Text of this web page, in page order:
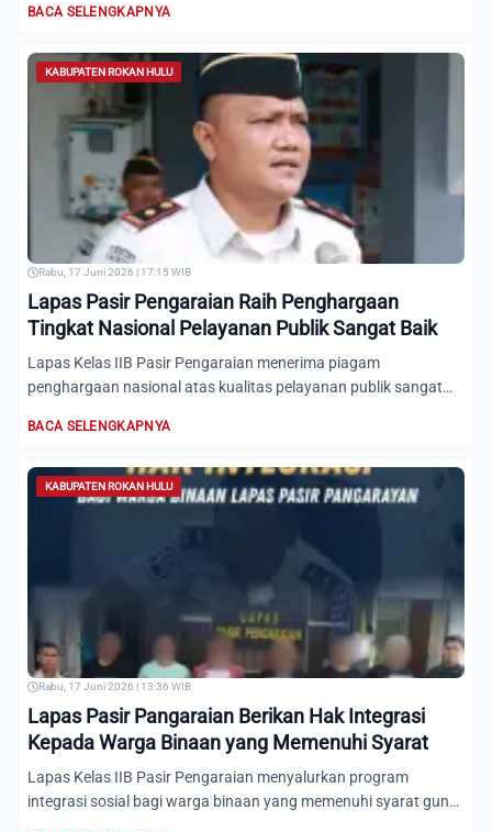
BACA SELENGKAPNYA
KABUPATEN ROKAN HULU
Rabu, 17 Juni 2026 | 17:15 WIB
Lapas Pasir Pengaraian Raih Penghargaan
Tingkat Nasional Pelayanan Publik Sangat Baik
Lapas Kelas IIB Pasir Pengaraian menerima piagam
penghargaan nasional atas kualitas pelayanan publik sangat
BACA SELENGKAPNYA
KABUPATEN ROKAN HULU
Rabu, 17 Juni 2026 | 13:36 WIB
Lapas Pasir Pangaraian Berikan Hak Integrasi
Kepada Warga Binaan yang Memenuhi Syarat
Lapas Kelas IIB Pasir Pengaraian menyalurkan program
integrasi sosial bagi warga binaan yang memenuhi syarat guna